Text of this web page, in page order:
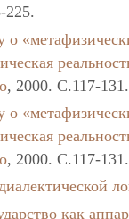
225.
о
, 2000. C.117-131.
о
, 2000. C.117-131.
как